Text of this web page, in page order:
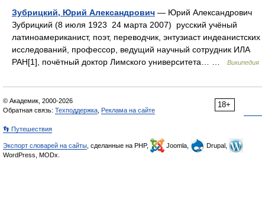
Зубрицкий, Юрий Александрович — Юрий Александрович
Зубрицкий (8 июля 1923 24 марта 2007) русский учёный
латиноамериканист, поэт, переводчик, энтузиаст индеанистских
исследований, профессор, ведущий научный сотрудник ИЛА
РАН[1], почётный доктор Лимского университета… …
Википедия
18+
© Академик, 2000-2026
Обратная связь: Техподдержка Реклама на сайте
👣 Путешествия
Экспорт словарей на сайты , сделанные на PHP, Joomla,
Drupal,
WordPress, MODx.